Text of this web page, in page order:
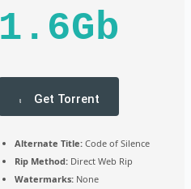
1.6Gb
Get Torrent
Alternate Title: Code of Silence
Rip Method: Direct Web Rip
Watermarks: None